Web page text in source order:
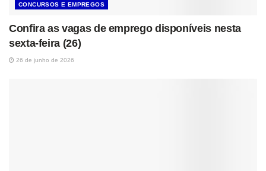
CONCURSOS E EMPREGOS
Confira as vagas de emprego disponíveis nesta
sexta-feira (26)
26 de junho de 2026